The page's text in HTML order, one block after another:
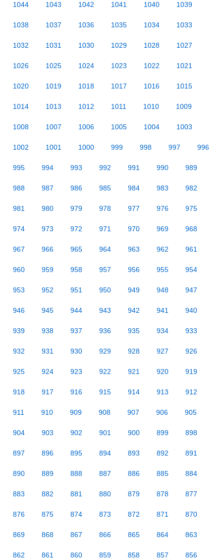
1044 1043 1042 1041 1040 1039
1038 1037 1036 1035 1034 1033
1032 1031 1030 1029 1028 1027
1026 1025 1024 1023 1022 1021
1020 1019 1018 1017 1016 1015
1014 1013 1012 1011 1010 1009
1008 1007 1006 1005 1004 1003
1002 1001 1000 999 998 997 996
995 994 993 992 991 990 989
988 987 986 985 984 983 982
981 980 979 978 977 976 975
974 973 972 971 970 969 968
967 966 965 964 963 962 961
960 959 958 957 956 955 954
953 952 951 950 949 948 947
946 945 944 943 942 941 940
939 938 937 936 935 934 933
932 931 930 929 928 927 926
925 924 923 922 921 920 919
918 917 916 915 914 913 912
911 910 909 908 907 906 905
904 903 902 901 900 899 898
897 896 895 894 893 892 891
890 889 888 887 886 885 884
883 882 881 880 879 878 877
876 875 874 873 872 871 870
869 868 867 866 865 864 863
862 861 860 859 858 857 856